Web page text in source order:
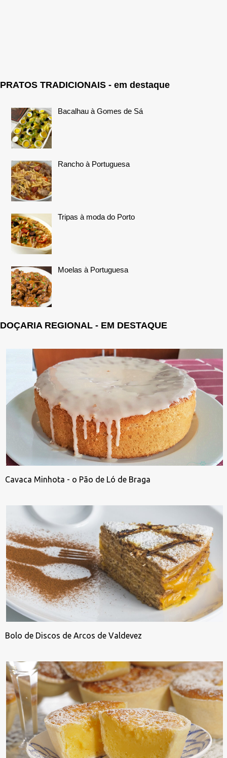
PRATOS TRADICIONAIS - em destaque
Bacalhau à Gomes de Sá
Rancho à Portuguesa
Tripas à moda do Porto
Moelas à Portuguesa
DOÇARIA REGIONAL - EM DESTAQUE
Cavaca Minhota - o Pão de Ló de Braga
Bolo de Discos de Arcos de Valdevez